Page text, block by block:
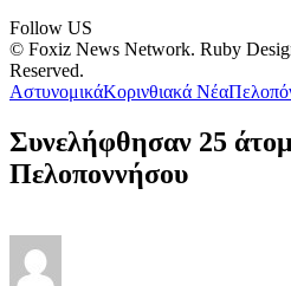
Follow US
© Foxiz News Network. Ruby
Reserved.
ΑστυνομικάΚορινθιακά Νέα
Συνελήφθησαν 25
Πελοποννήσου